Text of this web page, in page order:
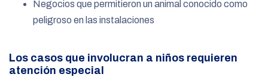
Negocios que permitieron un animal conocido como
peligroso en las instalaciones
Los casos que involucran a niños requieren
atención especial